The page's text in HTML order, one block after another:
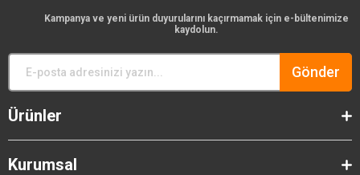
Kampanya ve yeni ürün duyurularını kaçırmamak için e-bültenimize
kaydolun.
Gönder
Ürünler
Kurumsal